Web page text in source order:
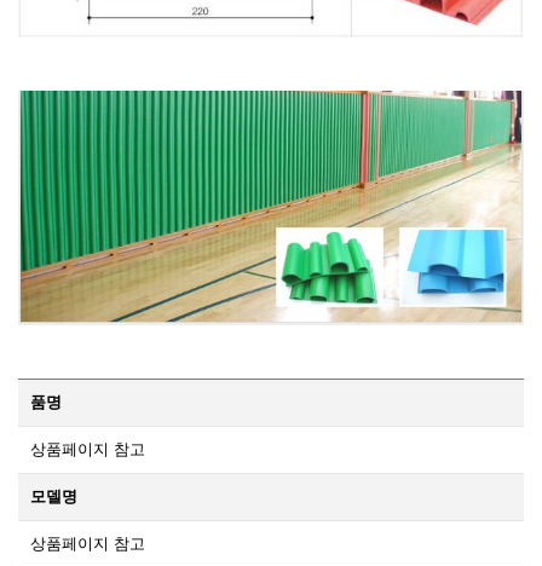
품명
상품페이지 참고
모델명
상품페이지 참고